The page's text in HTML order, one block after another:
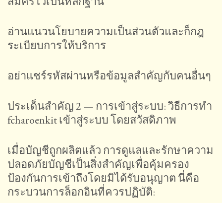
อ่านแนวนโยบายความเป็นส่วนตัวและก็กฎ
ระเบียบการให้บริการ
อย่าแชร์รหัสผ่านหรือข้อมูลสำคัญกับคนอื่นๆ
ประเด็นสำคัญ 2 — การเข้าสู่ระบบ: วิธีการทำ
fcharoenkit เข้าสู่ระบบ โดยสวัสดิภาพ
เมื่อบัญชีถูกผลิตแล้ว การดูแลและรักษาความ
ปลอดภัยบัญชีเป็นสิ่งสำคัญเพื่อคุ้มครอง
ป้องกันการเข้าถึงโดยมิได้รับอนุญาต นี่คือ
กระบวนการล็อกอินที่ควรปฏิบัติ: